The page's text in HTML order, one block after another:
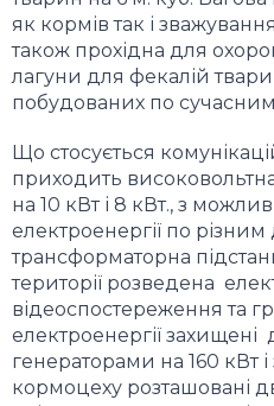
як кормів так і
також прохідна для
лагуни для фекалій
побудованих по сучасним
Що стосується
приходить
на 10 кВт і 8 кВт., з
електроенергії по
трансформаторна
території розведена
відеоспостереження та
електроенергії
генераторами на 160 кВт
кормоцеху розташовані